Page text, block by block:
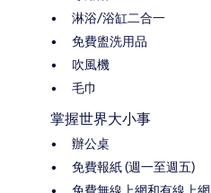
淋浴/浴缸二合一
免費盥洗用品
吹風機
毛巾
掌握世界大小事
辦公桌
免費報紙 (週一至週五)